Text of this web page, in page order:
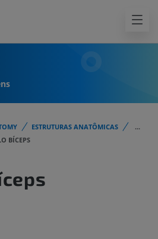
ESTRUTURAS ANATÔMICAS
...
BÍCEPS